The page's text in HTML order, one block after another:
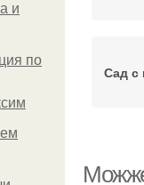
и
по
Сад с